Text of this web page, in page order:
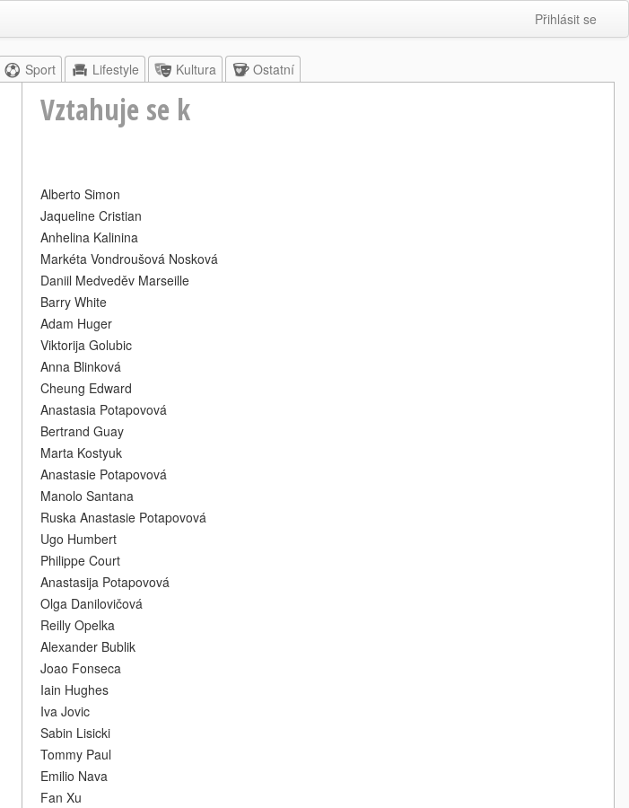
Přihlásit se
Sport Lifestyle Kultura Ostatní
Vztahuje se k
Alberto Simon
Jaqueline Cristian
Anhelina Kalinina
Markéta Vondroušová Nosková
Daniil Medveděv Marseille
Barry White
Adam Huger
Viktorija Golubic
Anna Blinková
Cheung Edward
Anastasia Potapovová
Bertrand Guay
Marta Kostyuk
Anastasie Potapovová
Manolo Santana
Ruska Anastasie Potapovová
Ugo Humbert
Philippe Court
Anastasija Potapovová
Olga Danilovičová
Reilly Opelka
Alexander Bublik
Joao Fonseca
Iain Hughes
Iva Jovic
Sabin Lisicki
Tommy Paul
Emilio Nava
Fan Xu